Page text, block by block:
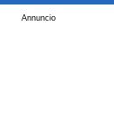
Annuncio